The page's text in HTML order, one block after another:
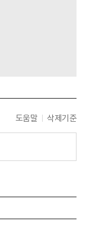
도움말 삭제기준